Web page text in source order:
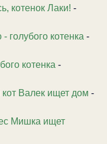
котенок Лаки! -
голубого котенка -
котенка -
Валек ищет дом -
Мишка ищет